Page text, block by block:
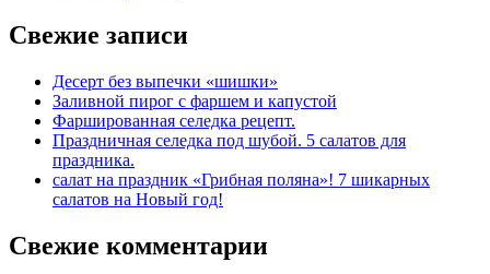
Свежие записи
Десерт без выпечки «шишки»
Заливной пирог с фаршем и капустой
Фаршированная селедка рецепт.
Праздничная селедка под шубой. 5 салатов для
праздника.
салат на праздник «Грибная поляна»! 7 шикарных
салатов на Новый год!
Свежие комментарии